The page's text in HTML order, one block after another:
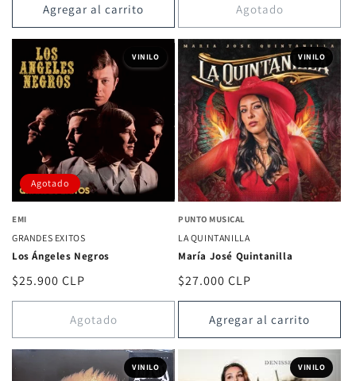
Agregar al carrito Agotado
VINILO
Agotado
EMI
GRANDES EXITOS
Los Ángeles Negros
Precio
habitual
$25.900 CLP
Agotado
VINILO
PUNTO MUSICAL
LA QUINTANILLA
María José Quintanilla
Precio
habitual
$27.000 CLP
Agregar al carrito
VINILO VINILO